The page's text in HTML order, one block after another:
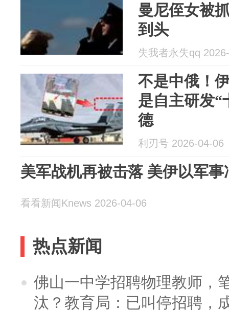
曼尼侄女被
到头
失我者永失qq
不是中俄！
是自主研发“
德
利刃号 2026-04-06
美军战机再被击落 美伊以军
看看新闻Knews 2026-04-06
热点新闻
佛山一中学招聘物理教师，
汰？教育局：已叫停招聘，